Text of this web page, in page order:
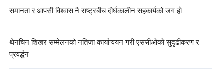
समानता र आपसी विश्वास नै राष्ट्रबीच दीर्घकालीन सहकार्यको जग हो
थेनचिन शिखर सम्मेलनको नतिजा कार्यान्वयन गरी एससीओको सुदृढीकरण र
प्रवर्द्धन